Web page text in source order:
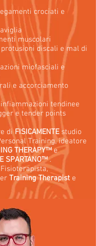
crociati e
muscolari
discali e mal di
miofasciali e
e accorciamento
tendinee
e tender points
diFISICAMENTEstudio
Training, ideatore
THERAPY™e
SPARTANO™.
Training Therapist e